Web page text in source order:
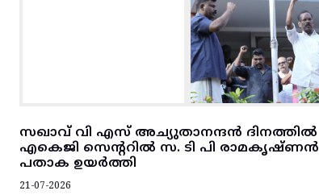
സഖാവ് വി എസ് അച്യുതാനന്ദൻ ദിനത്തിൽ
എകെജി സെന്ററിൽ സ. ടി പി രാമകൃഷ്‌ണൻ
പതാക ഉയർത്തി
21-07-2026